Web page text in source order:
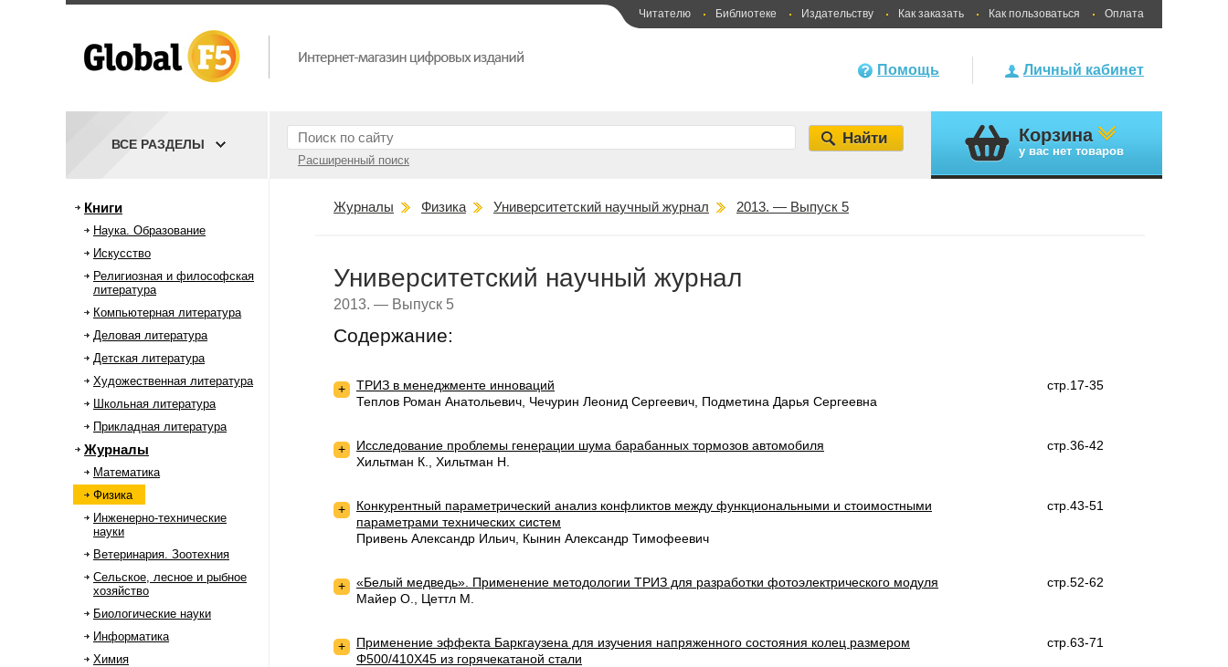
Читателю Библиотеке Издательству Как заказать Как пользоваться Оплата
Личный кабинет
Помощь
Расширенный поиск
ВСЕ РАЗДЕЛЫ Корзина
у вас нет товаров
Книги
Наука. Образование
Искусство
Религиозная и философская
литература
Компьютерная литература
Деловая литература
Детская литература
Художественная литература
Школьная литература
Прикладная литература
Журналы
Математика
Физика
Инженерно-технические
науки
Ветеринария. Зоотехния
Сельское, лесное и рыбное
хозяйство
Биологические науки
Информатика
Химия
Журналы Физика Университетский научный журнал 2013. — Выпуск 5
Университетский научный журнал
2013. — Выпуск 5
Содержание:
+ ТРИЗ в менеджменте инноваций
стр.17-35
Теплов Роман Анатольевич, Чечурин Леонид Сергеевич, Подметина Дарья Сергеевна
+ Исследование проблемы генерации шума барабанных тормозов автомобиля
стр.36-42
Хильтман К., Хильтман Н.
+
Конкурентный параметрический анализ конфликтов между функциональными и стоимостными
параметрами технических систем
стр.43-51
Привень Александр Ильич, Кынин Александр Тимофеевич
+ «Белый медведь». Применение методологии ТРИЗ для разработки фотоэлектрического модуля
стр.52-62
Майер О., Цеттл М.
+
Применение эффекта Баркгаузена для изучения напряженного состояния колец размером
Φ500/410X45 из горячекатаной стали
стр.63-71